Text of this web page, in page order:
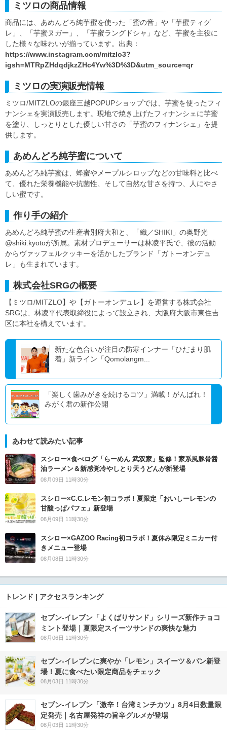
ミツロの商品情報
商品には、あめんどろ純芋蜜を使った「蜜の音」や「芋蜜ティグ
レ」、「芋蜜ヌガー」、「芋蜜ラングドシャ」など、芋蜜を主役に
した様々な味わいが揃っています。出典：
https://www.instagram.com/mitzlo3?
igsh=MTRpZHdqdjkzZHc4Yw%3D%3D&utm_source=qr
ミツロの実演販売情報
ミツロ/MITZLOの銀座三越POPUPショップでは、芋蜜を使ったフィ
ナンシェを実演販売します。現地で焼き上げたフィナンシェに芋蜜
を塗り、しっとりとした優しい甘さの「芋蜜のフィナンシェ」を提
供します。
あめんどろ純芋蜜について
あめんどろ純芋蜜は、蜂蜜やメープルシロップなどの甘味料と比べ
て、優れた栄養機能や抗菌性、そして自然な甘さを持つ、人にやさ
しい蜜です。
作り手の紹介
あめんどろ純芋蜜の生産者別府大和と、「織／SHIKI」の奥野光
@shiki.kyotoが所属。素材プロデューサーは林凌平氏で、彼の活動
からヴァッフェルクッキーを活かしたブランド「ガトーオンデュ
レ」も生まれています。
株式会社SRGの概要
【ミツロ/MITZLO】や【ガトーオンデュレ】を運営する株式会社
SRGは、林凌平代表取締役によって設立され、大阪府大阪市東住吉
区に本社を構えています。
新たな色合いが注目の防寒インナー「ひだまり肌
着」新ライン「Qomolangm...
「楽しく歯みがきを続けるコツ」満載！がんばれ！
みがく君の新作公開
あわせて読みたい記事
スシロー×食べログ「らーめん 武双家」監修！家系風豚骨醤
油ラーメン＆新感覚冷やしとり天うどんが新登場
08月09日 11時30分
スシロー×C.C.レモン初コラボ！夏限定「おいしーレモンの
甘酸っぱパフェ」新登場
08月09日 11時30分
スシロー×GAZOO Racing初コラボ！夏休み限定ミニカー付
きメニュー登場
08月08日 11時30分
トレンド | アクセスランキング
セブン‐イレブン「よくばりサンド」シリーズ新作チョコ
ミント登場｜夏限定スイーツサンドの爽快な魅力
08月06日 11時30分
セブン‐イレブンに爽やか「レモン」スイーツ＆パン新登
場！夏に食べたい限定商品をチェック
08月03日 11時30分
セブン-イレブン「激辛！台湾ミンチカツ」8月4日数量限
定発売｜名古屋発祥の旨辛グルメが登場
08月03日 11時30分